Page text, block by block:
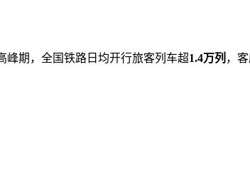
峰期，全国铁路日均开行旅客列车超1.4万列 ，